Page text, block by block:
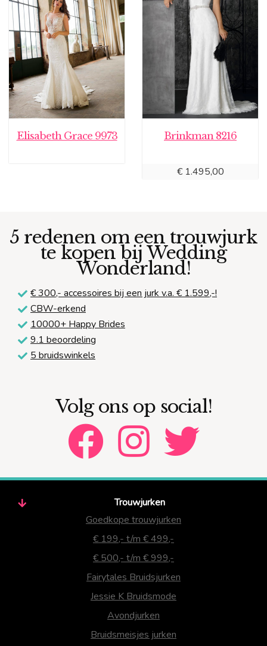
Elisabeth Grace 9973 Brinkman 8216
€1.495,00
5 redenen om een trouwjurk
te kopen bij Wedding
Wonderland!
€ 300,- accessoires bij een jurk v.a. € 1.599,-!
CBW-erkend
10000+ Happy Brides
9.1 beoordeling
5 bruidswinkels
Volg ons op social!
Trouwjurken
Goedkope trouwjurken
€ 199,- t/m € 499,-
€ 500,- t/m € 999,-
Fairytales Bruidsjurken
Jessie K Bruidsmode
Avondjurken
Bruidsmeisjes jurken